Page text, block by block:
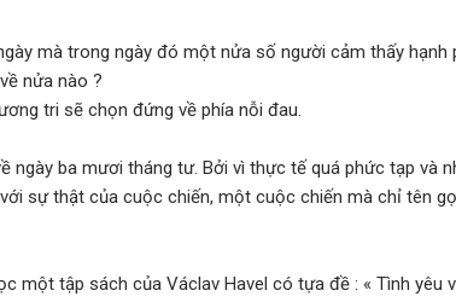
mà trong ngày đó một nửa số người cảm thấy
nửa nào ?
tri sẽ chọn đứng về phía nỗi đau.
ngày ba mươi tháng tư. Bởi vì thực tế quá phức tạp và
sự thật của cuộc chiến, một cuộc chiến mà chỉ tên
một tập sách của Václav Havel có tựa đề : « Tình yêu